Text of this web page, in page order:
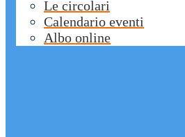
Le circolari
Calendario eventi
Albo online